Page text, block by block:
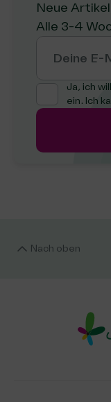
Neue
Alle 3-4
Deine E-
Ja, ich
ein. Ich
Nach oben